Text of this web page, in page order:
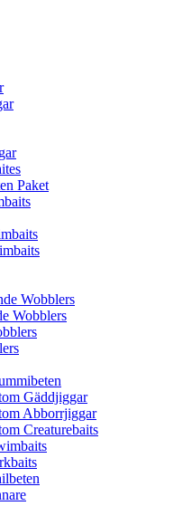
Paket
Wobblers
Wobblers
Gäddjiggar
Abborrjiggar
Creaturebaits